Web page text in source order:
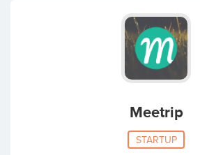
Meetrip
STARTUP